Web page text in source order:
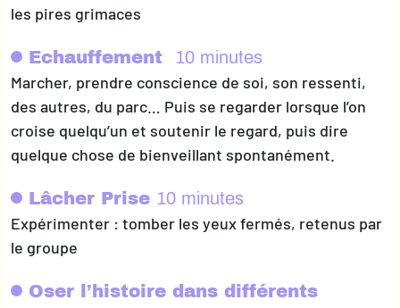
les pires grimaces
Echauffement 10 minutes
Marcher, prendre conscience de soi, son ressenti,
des autres, du parc… Puis se regarder lorsque l’on
croise quelqu’un et soutenir le regard, puis dire
quelque chose de bienveillant spontanément.
Lâcher Prise 10 minutes
Expérimenter : tomber les yeux fermés, retenus par
le groupe
Oser l’histoire dans différents